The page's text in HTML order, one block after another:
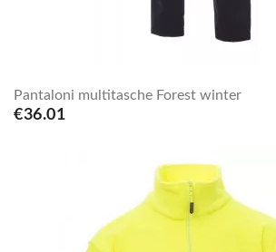
Pantaloni multitasche Forest winter
€36.01